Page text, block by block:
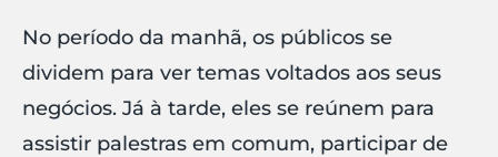
No período da manhã, os públicos se
dividem para ver temas voltados aos seus
negócios. Já à tarde, eles se reúnem para
assistir palestras em comum, participar de